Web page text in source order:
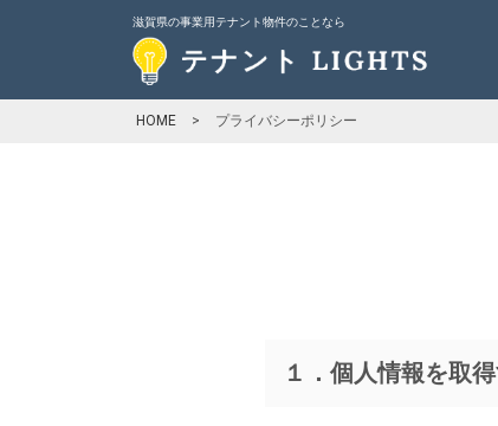
滋賀県の事業用テナント物件のことなら
HOME > プライバシーポリシー
１．個人情報を取